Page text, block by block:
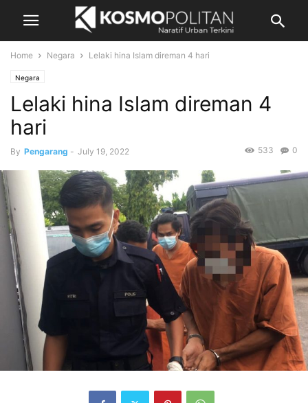
Home Negara Lelaki hina Islam direman 4 hari
Negara
Lelaki hina Islam direman 4
hari
By Pengarang - July 19, 2022 0
533